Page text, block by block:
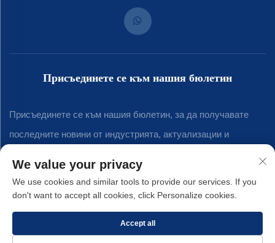
Присъединете се към нашия бюлетин
Присъединете се към нашия бюлетин, за да получавате
последните новини от индустрията, актуализации и
Абонирай се
We value your privacy
We use cookies and similar tools to provide our services. If you
don't want to accept all cookies, click Personalize cookies.
Accept all